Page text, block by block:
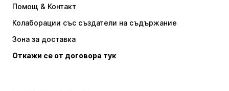
Пуловери и Трикотаж
Бельо
Палта
Поли
Помощ & Контакт
Колаборации със създатели на съдържание
Зона за доставка
Откажи се от договора тук